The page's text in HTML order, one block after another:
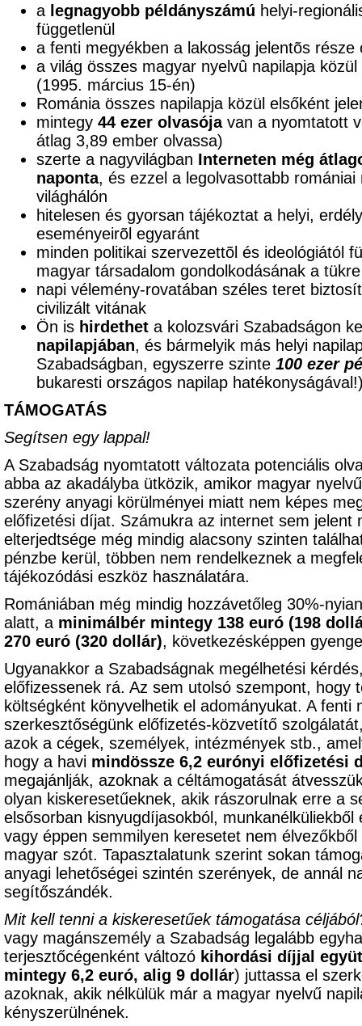
a legnagyobb példányszámú helyi-
függetlenül
a fenti megyékben a lakosság jelentõs
a világ összes magyar nyelvû napilapja
(1995. március 15-én)
Románia összes napilapja közül elsőként
mintegy 44 ezer olvasójavan a nyomtatott
átlag 3,89 ember olvassa)
szerte a nagyvilágban Interneten még
naponta, és ezzel a legolvasottabb
világhálón
hitelesen és gyorsan tájékoztat a helyi,
eseményeirõl egyaránt
minden politikai szervezettõl és ideológiától
magyar társadalom gondolkodásának a tükre
napi vélemény-rovatában széles teret
civilizált vitának
Ön is hirdethet a kolozsvári Szabadságon
napilapjában, és bármelyik más helyi
Szabadságban, egyszerre szinte 100 ezer
bukaresti országos napilap
TÁMOGATÁS
Segítsen egy lappal!
A Szabadság nyomtatott változata potenciális
abba az akadályba ütközik, amikor magyar
szerény anyagi körülményei miatt nem képes
előfizetési díjat. Számukra az internet sem jelent
elterjedtsége még mindig alacsony szinten
pénzbe kerül, többen nem rendelkeznek a
tájékozódási eszköz használatára.
Romániában még mindig hozzávetőleg 30%-
alatt, a minimálbér mintegy 138 euró (198
270 euró (320 dollár), következésképpen
Ugyanakkor a Szabadságnak megélhetési
előfizessenek rá. Az sem utolsó szempont, hogy
költségként könyvelhetik el adományukat. A fenti
szerkesztőségünk előfizetés-közvetítő
azok a cégek, személyek, intézmények stb.,
hogy a havi mindössze 6,2 eurónyi előfizetési
megajánlják, azoknak a céltámogatását
olyan kiskeresetűeknek, akik rászorulnak erre a
elsősorban kisnyugdíjasokból,
vagy éppen semmilyen keresetet nem
magyar szót. Tapasztalatunk szerint sokan
anyagi lehetőségei szintén szerények, de annál
segítőszándék.
Mit kell tenni a kiskeresetűek támogatása
vagy magánszemély a Szabadság legalább
terjesztőcégenként változó kihordási díjjal
mintegy 6,2 euró, alig 9 dollár) juttassa el
azoknak, akik nélkülük már a magyar nyelvű
kényszerülnének.